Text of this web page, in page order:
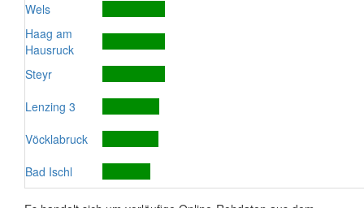
Wels
Haag am
Hausruck
Steyr
Lenzing 3
Vöcklabruck
Bad Ischl